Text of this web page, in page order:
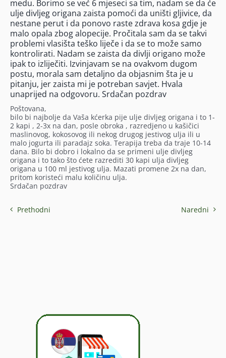
medu. Borimo se već 6 mjeseci sa tim, nadam se da će
ulje divljeg origana zaista pomoći da uništi gljivice, da
nestane perut i da ponovo raste zdrava kosa gdje je
malo opala zbog alopecije. Pročitala sam da se takvi
problemi vlasišta teško liječe i da se to može samo
kontrolirati. Nadam se zaista da divlji origano može
ipak to izliječiti. Izvinjavam se na ovakvom dugom
postu, morala sam detaljno da objasnim šta je u
pitanju, jer zaista mi je potreban savjet. Hvala
unaprijed na odgovoru. Srdačan pozdrav
Poštovana,
bilo bi najbolje da Vaša kćerka pije ulje divljeg origana i to 1-
2 kapi , 2-3x na dan, posle obroka , razredjeno u kašičici
maslinovog, kokosovog ili nekog drugog jestivog ulja ili u
malo jogurta ili paradajz soka. Terapija treba da traje 10-14
dana. Bilo bi dobro i lokalno da se primeni ulje divljeg
origana i to tako što ćete razrediti 30 kapi ulja divljeg
origana u 100 ml jestivog ulja. Mazati promene 2x na dan,
pritom koristeći malu količinu ulja.
Srdačan pozdrav
Prethodni Naredni